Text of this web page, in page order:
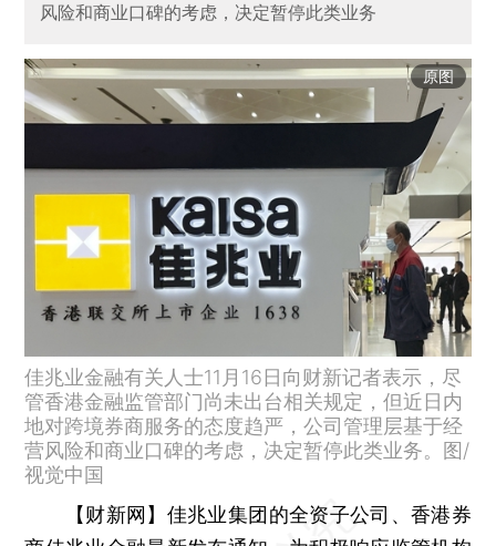
风险和商业口碑的考虑，决定暂停此类业务
原图
佳兆业金融有关人士11月16日向财新记者表示，尽
管香港金融监管部门尚未出台相关规定，但近日内
地对跨境券商服务的态度趋严，公司管理层基于经
营风险和商业口碑的考虑，决定暂停此类业务。图/
视觉中国
【财新网】 佳兆业集团的全资子公司、香港券